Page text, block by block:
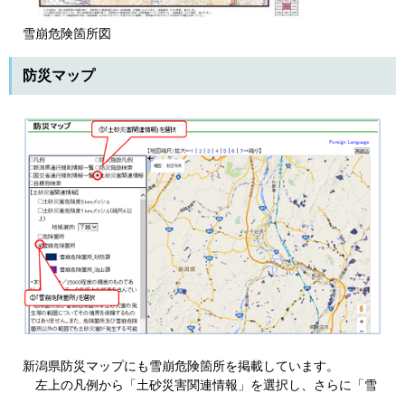
雪崩危険箇所図
防災マップ
新潟県防災マップにも雪崩危険箇所を掲載しています。
左上の凡例から「土砂災害関連情報」を選択し、さらに「雪